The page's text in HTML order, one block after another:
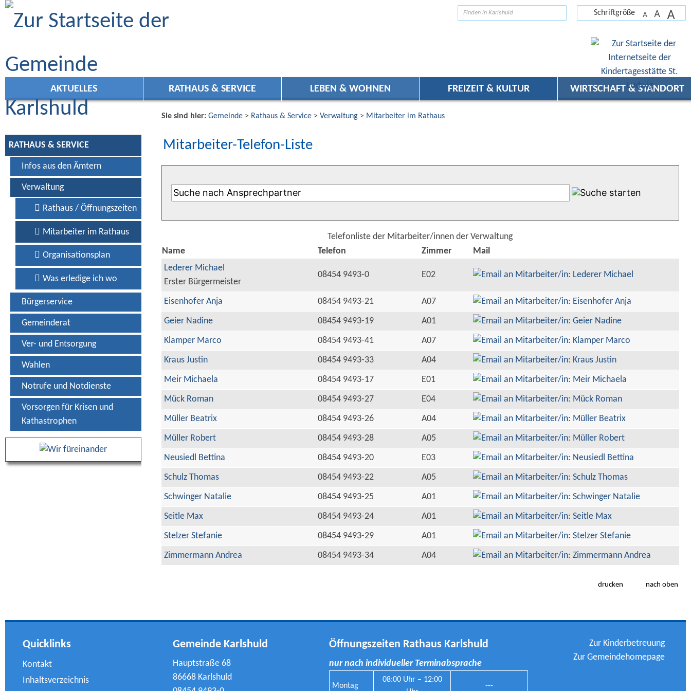
Zum Inhalt
Schriftgröße A A A
AKTUELLES RATHAUS & SERVICE LEBEN & WOHNEN FREIZEIT & KULTUR WIRTSCHAFT & STANDORT
RATHAUS & SERVICE
Infos aus den Ämtern
Verwaltung
Rathaus / Öffnungszeiten
Mitarbeiter im Rathaus
Organisationsplan
Was erledige ich wo
Bürgerservice
Gemeinderat
Ver- und Entsorgung
Wahlen
Notrufe und Notdienste
Vorsorgen für Krisen und
Kathastrophen
Sie sind hier: Gemeinde> Rathaus & Service> Verwaltung> Mitarbeiter im Rathaus
Mitarbeiter-Telefon-Liste
Telefonliste der Mitarbeiter/innen der Verwaltung
Name
Telefon Zimmer
Mail
Lederer Michael
Erster Bürgermeister
08454 9493-0 E02
Eisenhofer Anja 08454 9493-21
A07
Geier Nadine
08454 9493-19
A01
Klamper Marco
08454 9493-41
A07
Kraus Justin
08454 9493-33
A04
Meir Michaela
08454 9493-17
E01
Mück Roman
08454 9493-27
E04
Müller Beatrix
08454 9493-26
A04
Müller Robert
08454 9493-28
A05
Neusiedl Bettina
08454 9493-20
E03
Schulz Thomas
08454 9493-22
A05
Schwinger Natalie
08454 9493-25
A01
Seitle Max
08454 9493-24
A01
Stelzer Stefanie
08454 9493-29
A01
Zimmermann Andrea
08454 9493-34 A04
drucken nach oben
Quicklinks
Kontakt
Inhaltsverzeichnis
Gemeinde Karlshuld
Hauptstraße 68
86668 Karlshuld
Öffnungszeiten Rathaus Karlshuld
nur nach individueller Terminabsprache
Montag
08:00 Uhr – 12:00
---
Zur Kinderbetreuung
Zur Gemeindehomepage